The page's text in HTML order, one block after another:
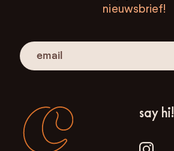
nieuwsbrief!
say hi!